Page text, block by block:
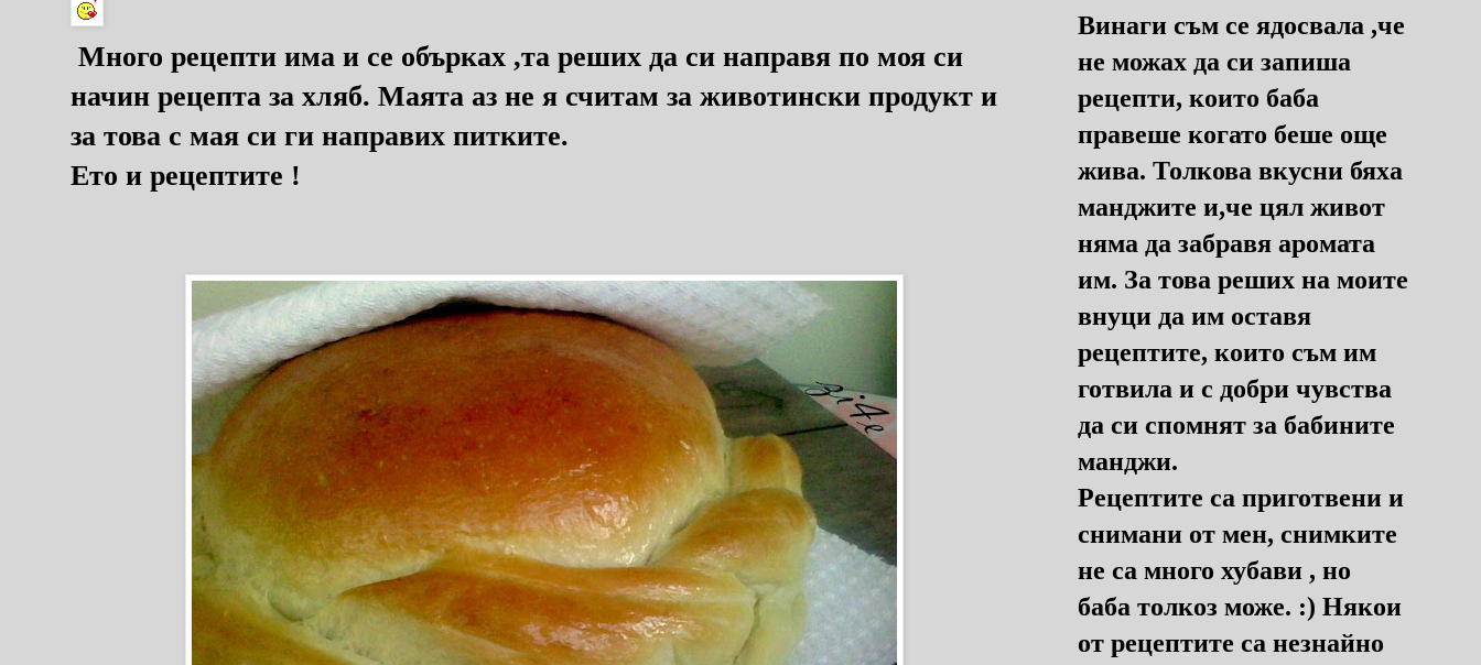
Много рецепти има и се обърках ,та реших да си направя по моя си
начин рецепта за хляб. Маята аз не я считам за животински продукт и
за това с мая си ги направих питките.
Ето и рецептите !
Винаги съм се ядосвала ,че
не можах да си запиша
рецепти, които баба
правеше когато беше още
жива. Толкова вкусни бяха
манджите и,че цял живот
няма да забравя аромата
им. За това реших на моите
внуци да им оставя
рецептите, които съм им
готвила и с добри чувства
да си спомнят за бабините
манджи.
Рецептите са приготвени и
снимани от мен, снимките
не са много хубави , но
баба толкоз може. :) Някои
от рецептите са незнайно